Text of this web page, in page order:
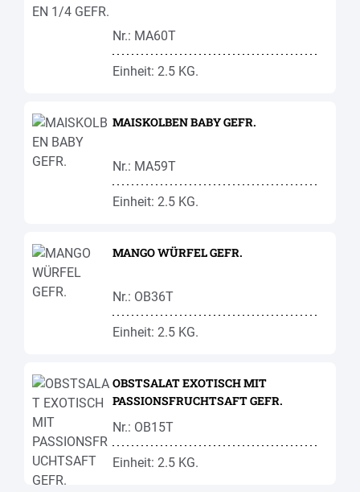
Nr.: MA60T
Einheit: 2.5 KG.
MAISKOLBEN BABY GEFR.
Nr.: MA59T
Einheit: 2.5 KG.
MANGO WÜRFEL GEFR.
Nr.: OB36T
Einheit: 2.5 KG.
OBSTSALAT EXOTISCH MIT
PASSIONSFRUCHTSAFT GEFR.
Nr.: OB15T
Einheit: 2.5 KG.